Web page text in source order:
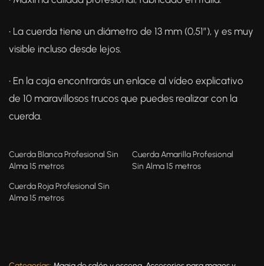
• La cuerda tiene un diámetro de 13 mm (0,51″), y es muy
visible incluso desde lejos.
• En la caja encontrarás un enlace al vídeo explicativo
de 10 maravillosos trucos que puedes realizar con la
cuerda.
Cuerda Blanca Profesional Sin
Alma 15 metros
Cuerda Amarilla Profesional
Sin Alma 15 metros
Cuerda Roja Profesional Sin
Alma 15 metros